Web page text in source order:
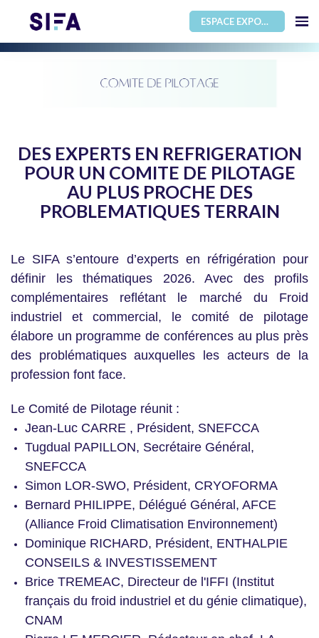
ESPACE EXPOSANT
DES EXPERTS EN REFRIGERATION
POUR UN COMITE DE PILOTAGE
AU PLUS PROCHE DES
PROBLEMATIQUES TERRAIN
Le SIFA s’entoure d’experts en réfrigération pour
définir les thématiques 2026. Avec des profils
complémentaires reflétant le marché du Froid
industriel et commercial, le comité de pilotage
élabore un programme de conférences au plus près
des problématiques auxquelles les acteurs de la
profession font face.
Le Comité de Pilotage réunit :
Jean-Luc CARRE , Président, SNEFCCA
Tugdual PAPILLON, Secrétaire Général,
SNEFCCA
Simon LOR-SWO, Président, CRYOFORMA
Bernard PHILIPPE, Délégué Général, AFCE
(Alliance Froid Climatisation Environnement)
Dominique RICHARD, Président, ENTHALPIE
CONSEILS & INVESTISSEMENT
Brice TREMEAC, Directeur de l'IFFI (Institut
français du froid industriel et du génie climatique),
CNAM